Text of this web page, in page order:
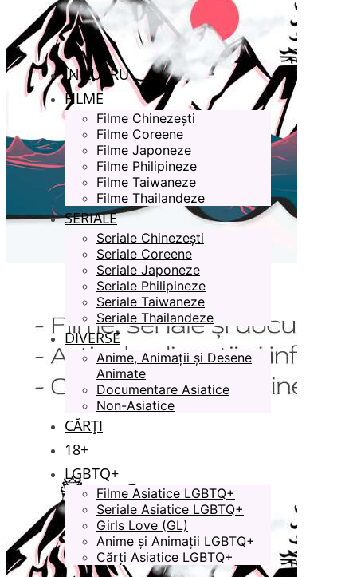
ÎN LUCRU
FILME
Filme Chinezești
Filme Coreene
Filme Japoneze
Filme Philipineze
Filme Taiwaneze
Filme Thailandeze
SERIALE
Seriale Chinezești
Seriale Coreene
Seriale Japoneze
Seriale Philipineze
Seriale Taiwaneze
Seriale Thailandeze
DIVERSE
Anime, Animații și Desene
Animate
Documentare Asiatice
Non-Asiatice
CĂRȚI
18+
LGBTQ+
Filme Asiatice LGBTQ+
Seriale Asiatice LGBTQ+
Girls Love (GL)
Anime și Animații LGBTQ+
Cărți Asiatice LGBTQ+